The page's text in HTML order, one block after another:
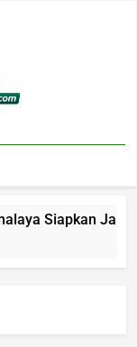
Siapkan Jalan